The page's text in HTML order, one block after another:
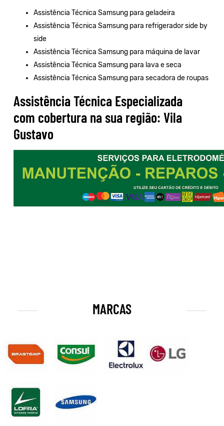
Assistência Técnica Samsung para geladeira
Assistência Técnica Samsung para refrigerador side by
side
Assistência Técnica Samsung para máquina de lavar
Assistência Técnica Samsung para lava e seca
Assistência Técnica Samsung para secadora de roupas
Assistência Técnica Especializada
com cobertura na sua região: Vila
Gustavo
MARCAS